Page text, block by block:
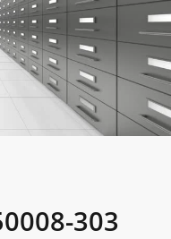
303